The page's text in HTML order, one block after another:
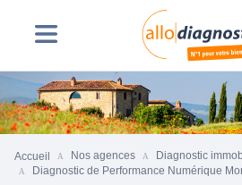
Accueil Nos agences
Diagnostic
Diagnostic de Performance Numérique